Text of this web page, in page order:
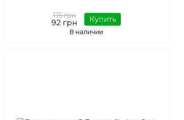
115 грн
92 грн Купить
В наличии